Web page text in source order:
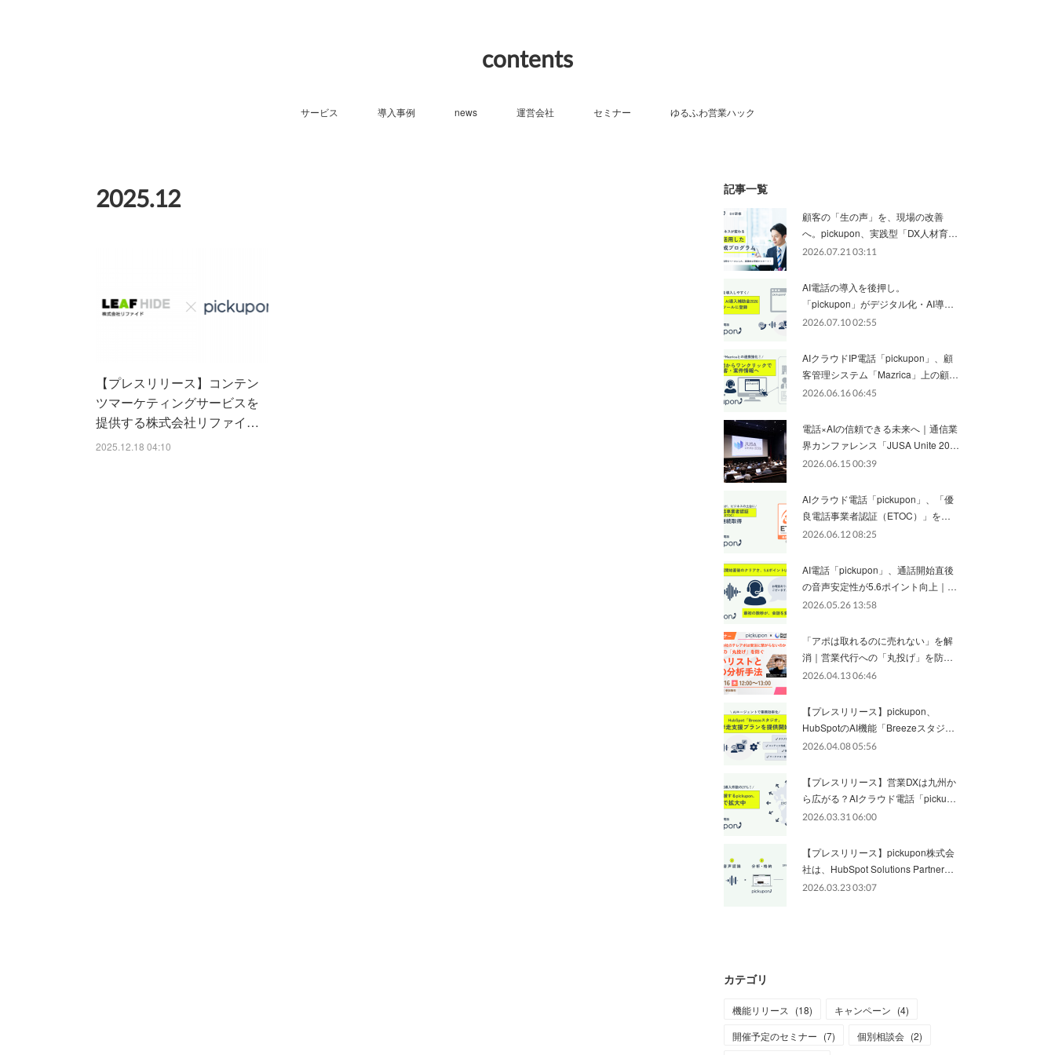
contents
サービス 導入事例 news 運営会社 セミナー ゆるふわ営業ハック
2025.12
【プレスリリース】コンテン
ツマーケティングサービスを
提供する株式会社リファイ…
2025.12.18 04:10
記事一覧
顧客の「生の声」を、現場の改善
へ。pickupon、実践型「DX人材育…
2026.07.21 03:11
AI電話の導入を後押し。
「pickupon」がデジタル化・AI導…
2026.07.10 02:55
AIクラウドIP電話「pickupon」、顧
客管理システム「Mazrica」上の顧…
2026.06.16 06:45
電話×AIの信頼できる未来へ｜通信業
界カンファレンス「JUSA Unite 20…
2026.06.15 00:39
AIクラウド電話「pickupon」、「優
良電話事業者認証（ETOC）」を…
2026.06.12 08:25
AI電話「pickupon」、通話開始直後
の音声安定性が5.6ポイント向上｜…
2026.05.26 13:58
「アポは取れるのに売れない」を解
消｜営業代行への「丸投げ」を防…
2026.04.13 06:46
【プレスリリース】pickupon、
HubSpotのAI機能「Breezeスタジ…
2026.04.08 05:56
【プレスリリース】営業DXは九州か
ら広がる？AIクラウド電話「picku…
2026.03.31 06:00
【プレスリリース】pickupon株式会
社は、HubSpot Solutions Partner…
2026.03.23 03:07
カテゴリ
機能リリース (18) キャンペーン (4)
開催予定のセミナー (7) 個別相談会 (2)